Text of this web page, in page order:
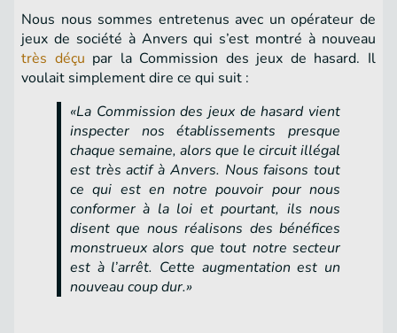
Nous nous sommes entretenus avec un opérateur de
jeux de société à Anvers qui s’est montré à nouveau
très déçu par la Commission des jeux de hasard. Il
voulait simplement dire ce qui suit :
«La Commission des jeux de hasard vient
inspecter nos établissements presque
chaque semaine, alors que le circuit illégal
est très actif à Anvers. Nous faisons tout
ce qui est en notre pouvoir pour nous
conformer à la loi et pourtant, ils nous
disent que nous réalisons des bénéfices
monstrueux alors que tout notre secteur
est à l’arrêt. Cette augmentation est un
nouveau coup dur.»